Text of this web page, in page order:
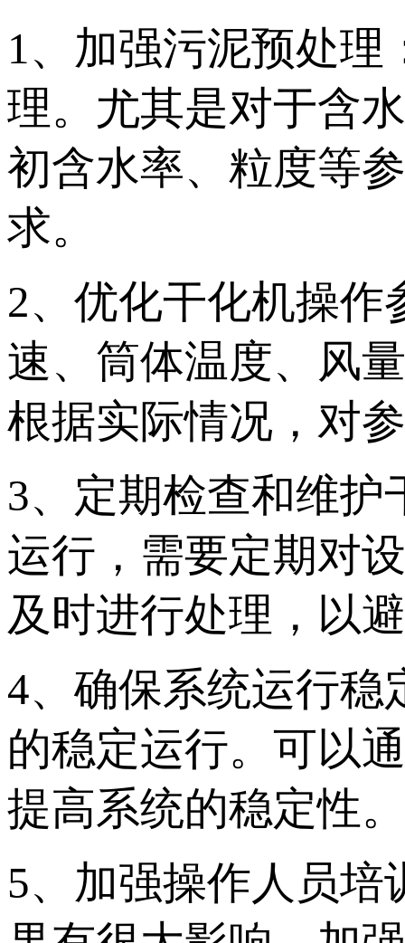
1、加强污泥预处
理。尤其是对于含
初含水率、粒度等
求。
2、优化干化机操
速、筒体温度、风
根据实际情况，对
3、定期检查和维
运行，需要定期对
及时进行处理，以
4、确保系统运行稳
的稳定运行。可以
提高系统的稳定性。
5、加强操作人员